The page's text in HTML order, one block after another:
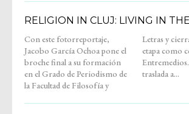
RELIGION IN CLUJ: LIVING IN
Con este fotorreportaje,
Jacobo García Ochoa pone el
broche final a su formación
en el Grado de Periodismo de
la Facultad de Filosofía y
Letras y cierra también su
etapa como colaborador de
Entremedios. Su trabajo nos
traslada a...